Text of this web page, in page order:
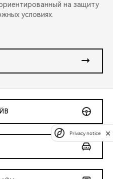
на защиту
условиях.
Privacy notice